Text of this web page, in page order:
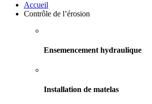
Accueil
Contrôle de l’érosion
Ensemencement hydraulique
Installation de matelas